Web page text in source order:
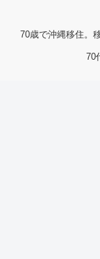
70歳で沖縄移住。
70